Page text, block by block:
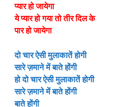
प्यार हो जायेगा
ये प्यार हो गया तो तीर दिल के
पार हो जायेगा
दो चार ऐसी मुलाकातें होगी
सारे ज़माने में बाते होंगी
हो दो चार ऐसी मुलाकातें होगी
सारे ज़माने में बाते होंगी
बाते होंगी